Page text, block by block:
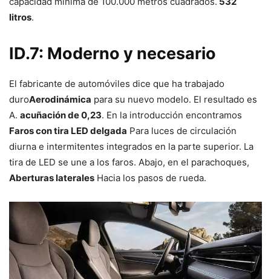
litros.
ID.7: Moderno y necesario
El fabricante de automóviles dice que ha trabajado
duroAerodinámica para su nuevo modelo. El resultado es
A. acuñación de 0,23. En la introducción encontramos
Faros con tira LED delgada Para luces de circulación
diurna e intermitentes integrados en la parte superior. La
tira de LED se une a los faros. Abajo, en el parachoques,
Aberturas laterales Hacia los pasos de rueda.